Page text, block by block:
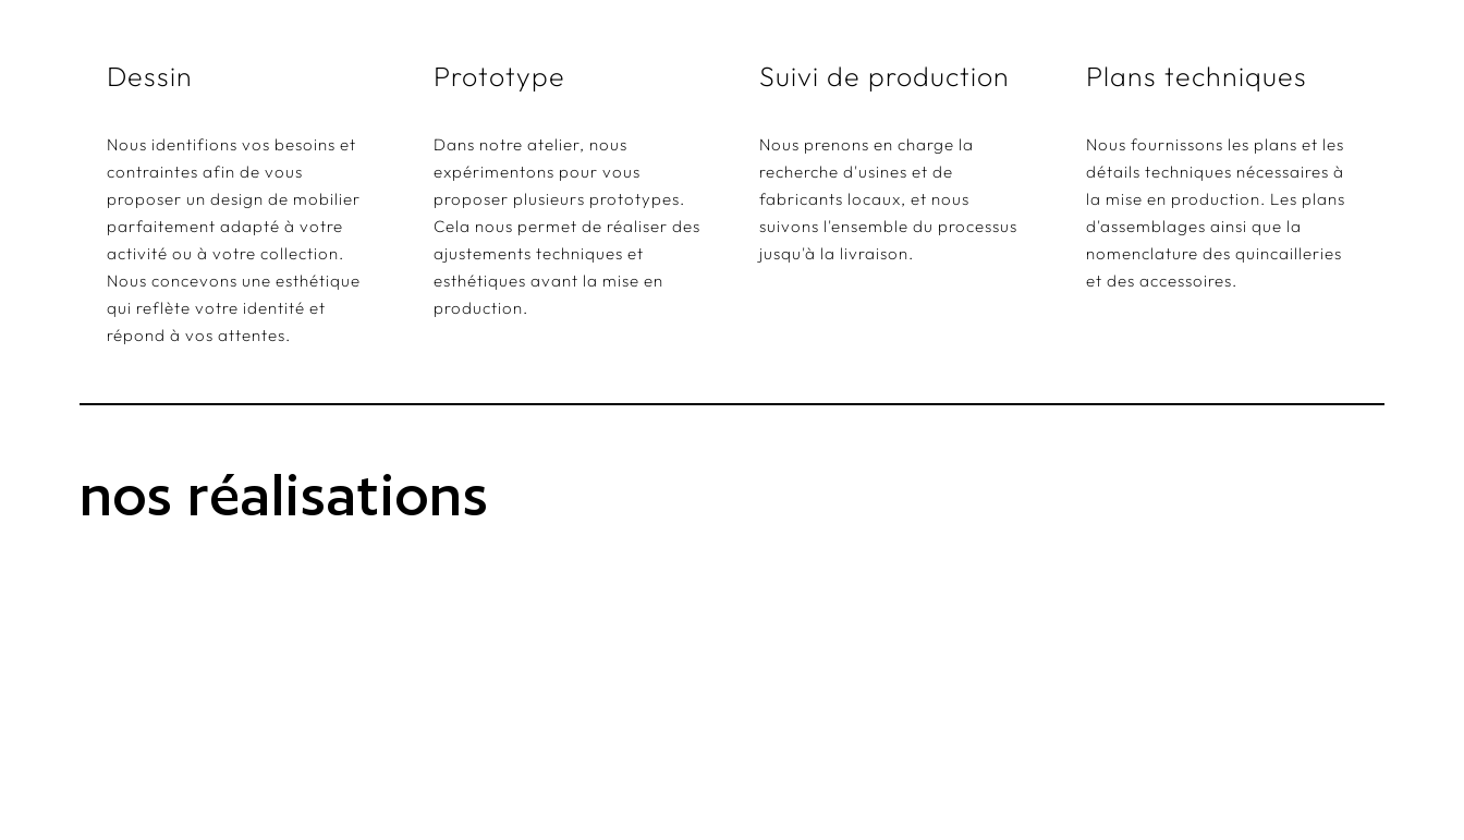
Dessin
Nous identifions vos besoins et
contraintes afin de vous
proposer un design de mobilier
parfaitement adapté à votre
activité ou à votre collection.
Nous concevons une esthétique
qui reflète votre identité et
répond à vos attentes.
Prototype
Dans notre atelier, nous
expérimentons pour vous
proposer plusieurs prototypes.
Cela nous permet de réaliser des
ajustements techniques et
esthétiques avant la mise en
production.
Suivi de production
Nous prenons en charge la
recherche d'usines et de
fabricants locaux, et nous
suivons l'ensemble du processus
jusqu'à la livraison.
Plans techniques
Nous fournissons les plans et les
détails techniques nécessaires à
la mise en production. Les plans
d'assemblages ainsi que la
nomenclature des quincailleries
et des accessoires.
nos réalisations